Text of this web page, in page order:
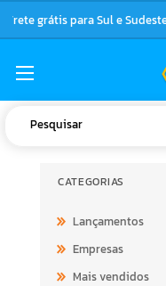
Frete grátis para Sul e
CATEGORIAS
Lançamentos
Empresas
Mais vendidos